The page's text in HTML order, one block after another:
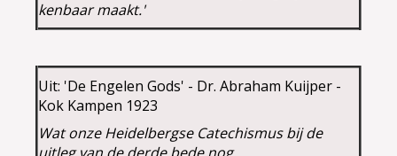
kenbaar maakt.'
Uit: 'De Engelen Gods' - Dr. Abraham Kuijper -
Kok Kampen 1923
Wat onze Heidelbergse Catechismus bij de